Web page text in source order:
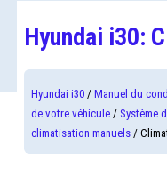
Hyundai i30:
Hyundai i30 /Manuel du
de votre véhicule / Système
climatisation manuels /